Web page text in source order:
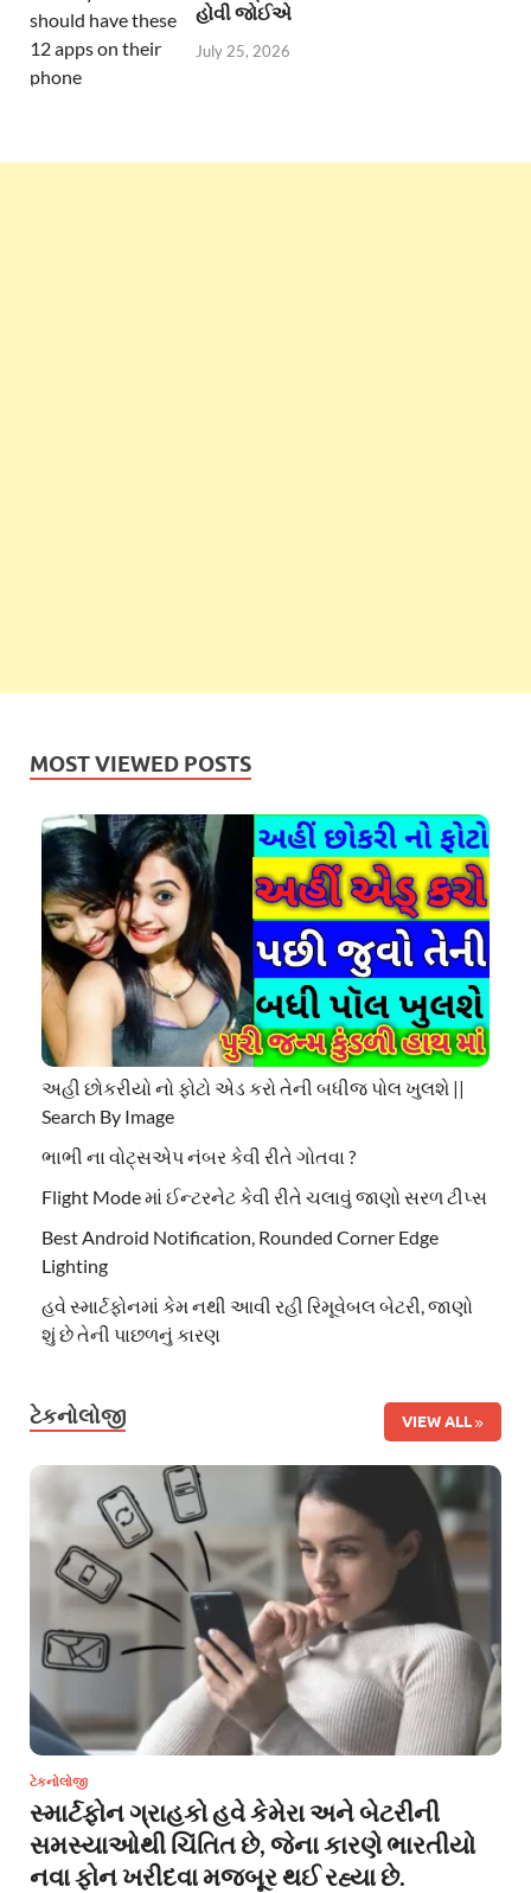
હોવી જોઈએ
July 25, 2026
MOST VIEWED POSTS
અહી છોકરીયો નો ફોટો એડ કરો તેની બધીજ પોલ ખુલશે ||
Search By Image
ભાભી ના વોટ્સએપ નંબર કેવી રીતે ગોતવા ?
Flight Mode માં ઈન્ટરનેટ કેવી રીતે ચલાવું જાણો સરળ ટીપ્સ
Best Android Notification, Rounded Corner Edge
Lighting
હવે સ્માર્ટફોનમાં કેમ નથી આવી રહી રિમૂવેબલ બેટરી, જાણો
શું છે તેની પાછળનું કારણ
ટેકનોલોજી VIEW ALL
ટેકનોલોજી
સ્માર્ટફોન ગ્રાહકો હવે કેમેરા અને બેટરીની
સમસ્યાઓથી ચિંતિત છે, જેના કારણે ભારતીયો
નવા ફોન ખરીદવા મજબૂર થઈ રહ્યા છે.